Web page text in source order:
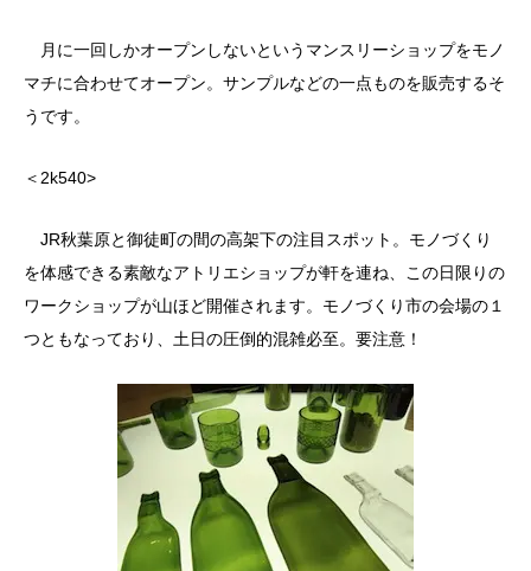
月に一回しかオープンしないというマンスリーショップをモノ
マチに合わせてオープン。サンプルなどの一点ものを販売するそ
うです。
＜2k540>
JR秋葉原と御徒町の間の高架下の注目スポット。モノづくり
を体感できる素敵なアトリエショップが軒を連ね、この日限りの
ワークショップが山ほど開催されます。モノづくり市の会場の１
つともなっており、土日の圧倒的混雑必至。要注意！